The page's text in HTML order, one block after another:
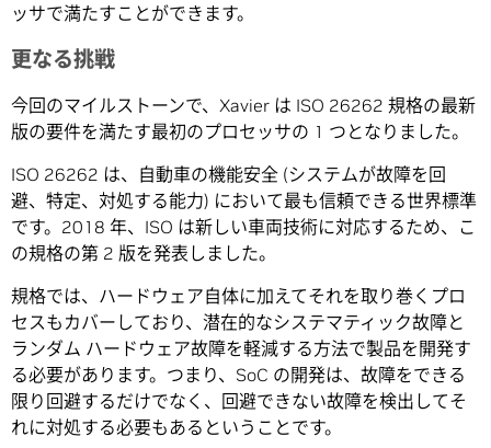
ッサで満たすことができます。
更なる挑戦
今回のマイルストーンで、Xavier は ISO 26262 規格の最新
版の要件を満たす最初のプロセッサの 1 つとなりました。
ISO 26262 は、自動車の機能安全 (システムが故障を回
避、特定、対処する能力) において最も信頼できる世界標準
です。2018 年、ISO は新しい車両技術に対応するため、こ
の規格の第 2 版を発表しました。
規格では、ハードウェア自体に加えてそれを取り巻くプロ
セスもカバーしており、潜在的なシステマティック故障と
ランダム ハードウェア故障を軽減する方法で製品を開発す
る必要があります。つまり、SoC の開発は、故障をできる
限り回避するだけでなく、回避できない故障を検出してそ
れに対処する必要もあるということです。